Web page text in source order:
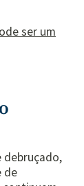
ser um
debruçado,
de